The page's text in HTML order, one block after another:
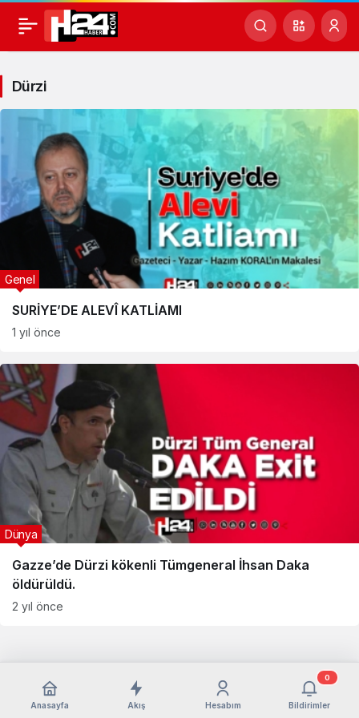
Dürzi
Haberleri
Dürzi
SURİYE’DE ALEVÎ KATLİAMI
Genel
1 yıl önce
Gazze’de Dürzi kökenli Tümgeneral İhsan Daka
öldürüldü.
Dünya
2 yıl önce
Anasayfa Akış Hesabım Bildirimler
0